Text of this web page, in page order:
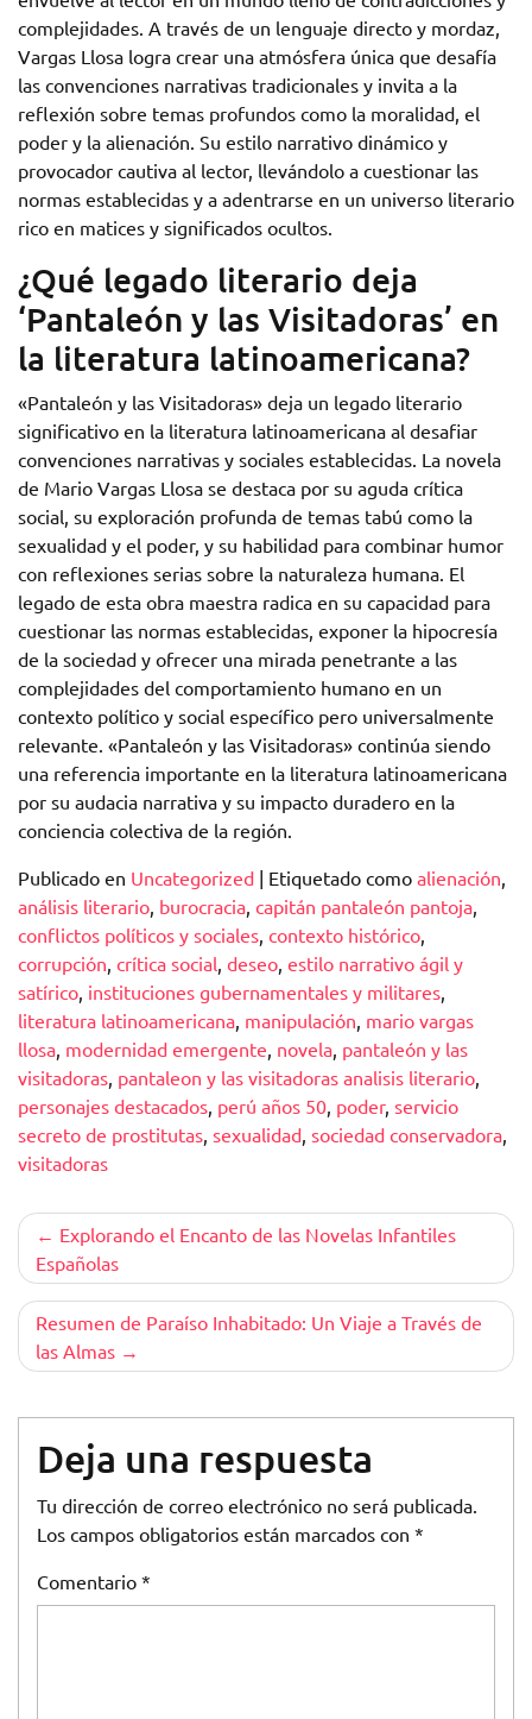
complejidades. A través de un lenguaje directo y mordaz,
Vargas Llosa logra crear una atmósfera única que desafía
las convenciones narrativas tradicionales y invita a la
reflexión sobre temas profundos como la moralidad, el
poder y la alienación. Su estilo narrativo dinámico y
provocador cautiva al lector, llevándolo a cuestionar las
normas establecidas y a adentrarse en un universo literario
rico en matices y significados ocultos.
¿Qué legado literario deja
‘Pantaleón y las Visitadoras’ en
la literatura latinoamericana?
«Pantaleón y las Visitadoras» deja un legado literario
significativo en la literatura latinoamericana al desafiar
convenciones narrativas y sociales establecidas. La novela
de Mario Vargas Llosa se destaca por su aguda crítica
social, su exploración profunda de temas tabú como la
sexualidad y el poder, y su habilidad para combinar humor
con reflexiones serias sobre la naturaleza humana. El
legado de esta obra maestra radica en su capacidad para
cuestionar las normas establecidas, exponer la hipocresía
de la sociedad y ofrecer una mirada penetrante a las
complejidades del comportamiento humano en un
contexto político y social específico pero universalmente
relevante. «Pantaleón y las Visitadoras» continúa siendo
una referencia importante en la literatura latinoamericana
por su audacia narrativa y su impacto duradero en la
conciencia colectiva de la región.
Publicado en Uncategorized | Etiquetado como alienación,
análisis literario, burocracia, capitán pantaleón pantoja,
conflictos políticos y sociales, contexto histórico,
corrupción, crítica social, deseo, estilo narrativo ágil y
satírico, instituciones gubernamentales y militares,
literatura latinoamericana, manipulación, mario vargas
llosa, modernidad emergente, novela, pantaleón y las
visitadoras, pantaleon y las visitadoras analisis literario,
personajes destacados, perú años 50, poder, servicio
secreto de prostitutas, sexualidad, sociedad conservadora,
visitadoras
Navegación
de
entradas
Explorando el Encanto de las Novelas Infantiles
Españolas
Resumen de Paraíso Inhabitado: Un Viaje a Través de
las Almas
Deja una respuesta
Tu dirección de correo electrónico no será publicada.
Los campos obligatorios están marcados con *
Comentario *